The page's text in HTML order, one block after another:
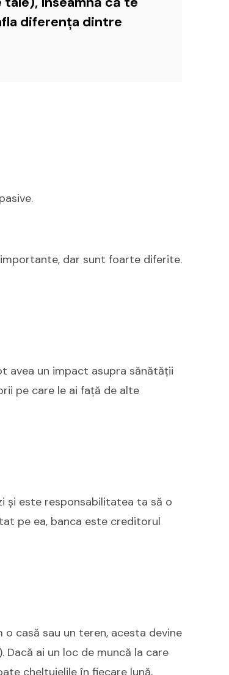
diferența dintre
dar sunt foarte diferite.
avea un impact asupra sănătății
pe care le ai față de alte
și este responsabilitatea ta să o
pe ea, banca este creditorul
casă sau un teren, acesta devine
ai un loc de muncă la care
cheltuielile în fiecare lună,